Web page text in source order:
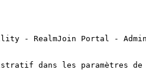
- RealmJoin Portal -
dans les paramètres de